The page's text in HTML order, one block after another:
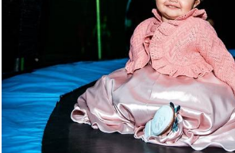
1238 195